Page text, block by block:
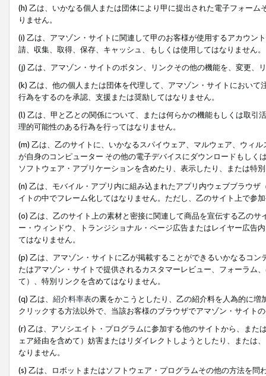
(h) 乙は、いかなる個人または団体により甲に提出された電子フォー
りません。
(i) 乙は、アマゾン・サイトに関連して甲のお客様が使用するアカウン
請、収集、取得、保存、キャッシュ、もしくは使用してはなりません。
(j) 乙は、アマゾン・サイトのボタン、リンクその他の機能を、変更、
(k) 乙は、他の個人または団体を代理して、アマゾン・サイトにおい
行為をするのを承認、支援または奨励してはなりません。
(l) 乙は、甲と乙との関係について、または何らかの機能もしくは取
理的可能性のある行為を行ってはなりません。
(m) 乙は、乙のサイトに、いかなるスパイウェア、マルウェア、ウィ
が自身のコンピューター その他の電子デバイスにダウンロードもし
ソフトウェア・アプリケーションを含めたり、表示したり、または特
(n) 乙は、モバイル・アプリ内に組み込まれたアプリ内ウェブブラウ
イトの中でフレーム化してはなりません。ただし、乙のサイト上で参
(o) 乙は、乙のサイト上の素材と密接に関連して商品を宣伝する乙の
ー・ウィンドウ、トランジショナル・ページ広告またはレイヤー広告
てはなりません。
(p) 乙は、アマゾン・サイトに乙が掲載することができるいかなるコ
たはアマゾン・サイトで提供されるカスタマーレビュー、フォーラム
て）、特別リンクを含めてはなりません。
(q) 乙は、 紹介料率表の裏をかこうとしたり、乙の紹介料を人為的に
クリックする方法以外で、当該お客様のブラウザでアマゾン・サイト
(r) 乙は、アソシエイト・プログラムに参加する他のサイトから、ま
ェア経由を含めて）妨害またはリダイレクトしようとしたり、または
なりません。
(s) 乙は、ロボットまたはソフトウェア・プログラムその他の方法を